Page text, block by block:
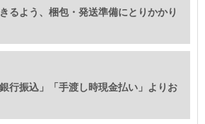
るよう、梱包・発送準備にとりかかり
行振込」「手渡し時現金払い」よりお